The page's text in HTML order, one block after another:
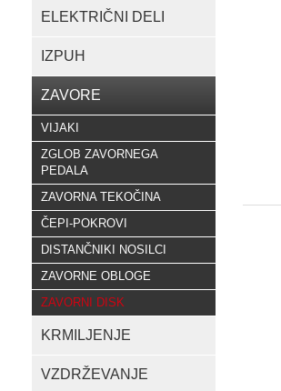
ELEKTRIČNI DELI
IZPUH
ZAVORE
VIJAKI
ZGLOB ZAVORNEGA
PEDALA
ZAVORNA TEKOČINA
ČEPI-POKROVI
DISTANČNIKI NOSILCI
ZAVORNE OBLOGE
ZAVORNI DISK
KRMILJENJE
VZDRŽEVANJE